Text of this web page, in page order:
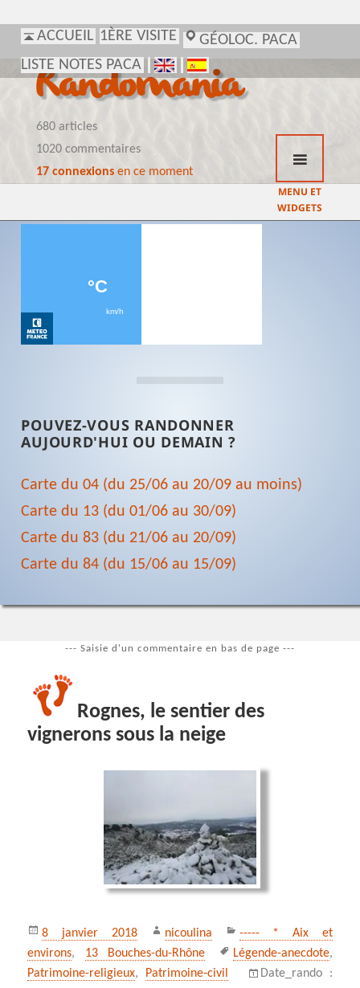
ACCUEIL 1ÈRE VISITE
GÉOLOC. PACA
LISTE NOTES PACA
Randomania
680 articles
1020 commentaires
17 connexionsen ce moment
MENU ET
WIDGETS
POUVEZ-VOUS RANDONNER
AUJOURD'HUI OU DEMAIN ?
Carte du 04 (du 25/06 au 20/09 au moins)
Carte du 13 (du 01/06 au 30/09)
Carte du 83 (du 21/06 au 20/09)
Carte du 84 (du 15/06 au 15/09)
--- Saisie d'un commentaire en bas de page ---
Rognes, le sentier des
vignerons sous la neige
Publié
le
8 janvier 2018 Auteur
nicoulina Catégories
----- * Aix et
environs, 13 Bouches-du-Rhône
Mots-
clés
Légende-anecdote,
Patrimoine-religieux, Patrimoine‑civil Date_rando :